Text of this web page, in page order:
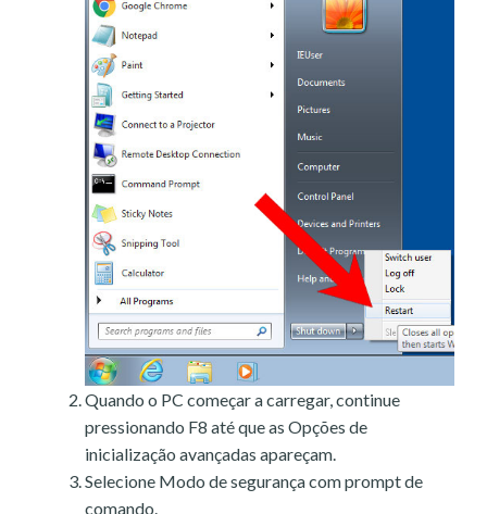
Quando o PC começar a carregar, continue
pressionando F8 até que as Opções de
inicialização avançadas apareçam.
Selecione Modo de segurança com prompt de
comando.